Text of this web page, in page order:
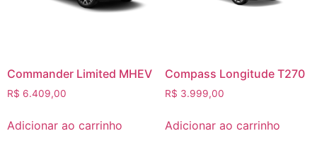
Commander Limited MHEV
R$ 6.409,00
Adicionar ao carrinho
Compass Longitude T270
R$ 3.999,00
Adicionar ao carrinho